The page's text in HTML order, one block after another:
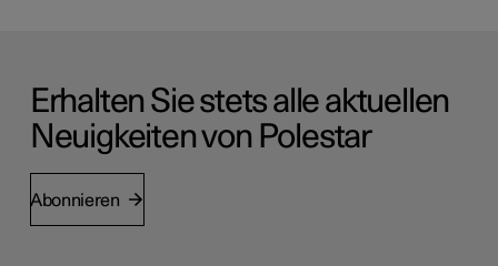
Erhalten Sie stets alle aktuellen
Neuigkeiten von Polestar
Abonnieren